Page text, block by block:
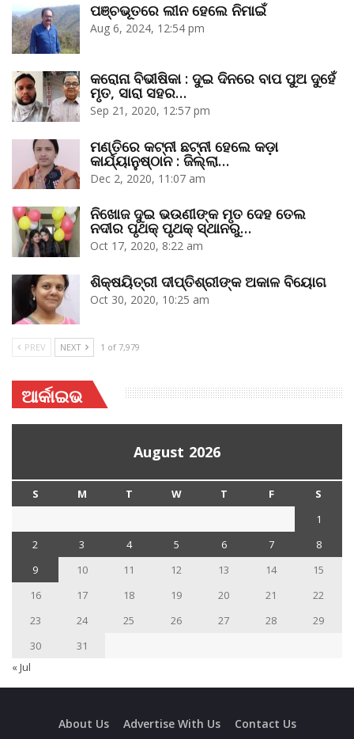
ପଞ୍ଚଭୂତରେ ଲୀନ ହେଲେ ନିମାଇଁ
Aug 6, 2024, 12:54 pm
କରୋନା ବିଭୀଷିକା : ଦୁଇ ଦିନରେ ବାପ ପୁଅ ଦୁହେଁ
ମୃତ, ସାରା ସହର…
Sep 21, 2020, 12:57 pm
ମଣ୍ତିରେ କଟ୍‌ନୀ ଛଟ୍‌ନୀ ହେଲେ କଡ଼ା
କାର୍ଯ୍ୟାନୁଷ୍ଠାନ : ଜିଲ୍ଲା…
Dec 2, 2020, 11:07 am
ନିଖୋଜ ଦୁଇ ଭଉଣୀଙ୍କ ମୃତ ଦେହ ତେଲ
ନଦୀର ପୃଥକ୍‌ ପୃଥକ୍‌ ସ୍ଥାନରୁ…
Oct 17, 2020, 8:22 am
ଶିକ୍ଷୟିତ୍ରୀ ଦୀପ୍ତିଶ୍ରୀଙ୍କ ଅକାଳ ବିୟୋଗ
Oct 30, 2020, 10:25 am
PREV NEXT 1 of 7,979
ଆର୍କାଇଭ
August 2026
S M T W T F
S
1
2
3 4 5 6 7
8
9
10 11 12 13 14
15
16
17 18 19 20 21
22
23
24 25 26 27 28
29
30
31
« Jul
About Us Advertise With Us Contact Us